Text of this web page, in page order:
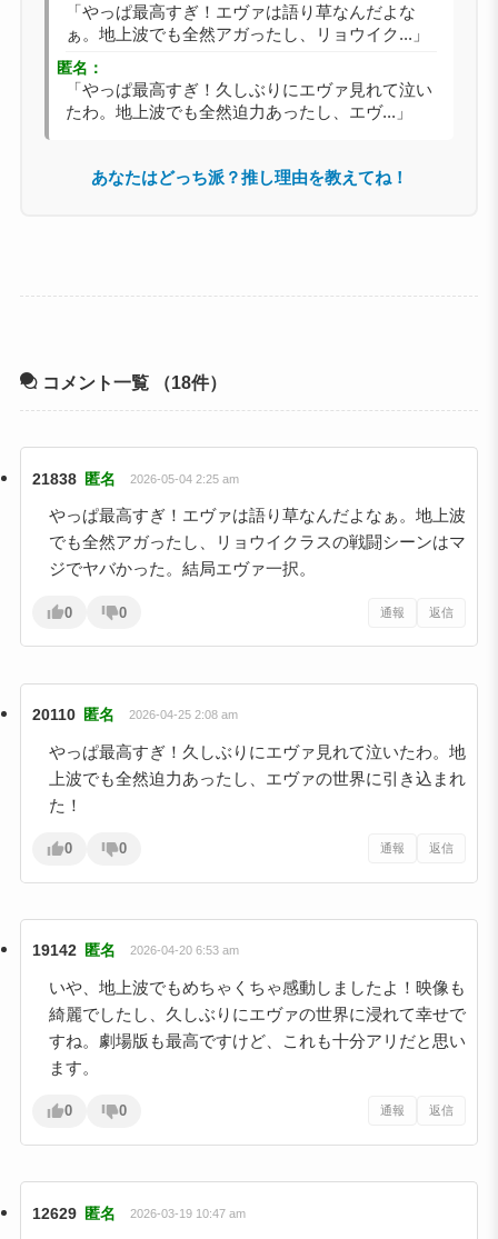
「やっぱ最高すぎ！エヴァは語り草なんだよな
ぁ。地上波でも全然アガったし、リョウイク...」
匿名：
「やっぱ最高すぎ！久しぶりにエヴァ見れて泣い
たわ。地上波でも全然迫力あったし、エヴ...」
あなたはどっち派？推し理由を教えてね！
コメント一覧 （18件）
21838 匿名 2026-05-04 2:25 am
やっぱ最高すぎ！エヴァは語り草なんだよなぁ。地上波
でも全然アガったし、リョウイクラスの戦闘シーンはマ
ジでヤバかった。結局エヴァ一択。
0 0 通報 返信
20110 匿名 2026-04-25 2:08 am
やっぱ最高すぎ！久しぶりにエヴァ見れて泣いたわ。地
上波でも全然迫力あったし、エヴァの世界に引き込まれ
た！
0 0 通報 返信
19142 匿名 2026-04-20 6:53 am
いや、地上波でもめちゃくちゃ感動しましたよ！映像も
綺麗でしたし、久しぶりにエヴァの世界に浸れて幸せで
すね。劇場版も最高ですけど、これも十分アリだと思い
ます。
0 0 通報 返信
12629 匿名 2026-03-19 10:47 am